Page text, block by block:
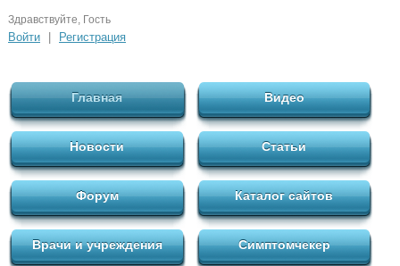
Здравствуйте, Гость
Войти Регистрация
Главная Видео
Новости Статьи
Форум Каталог сайтов
Врачи и учреждения Симптомчекер